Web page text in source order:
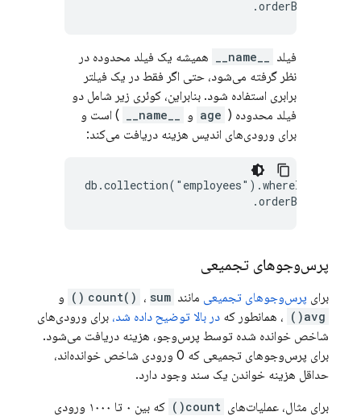
فیلد
همیشه یک فیلد محدوده در
نظر گرفته می‌شود، حتی اگر فقط در یک فیلتر
برابری استفاده شود. بنابراین، کوئری زیر شامل دو
فیلد محدوده ( age و
) است و
برای ورودی‌های اندیس هزینه دریافت می‌کند:
پرس‌وجوهای تجمیعی
برای پرس‌وجوهای تجمیعی مانند count() ، sum() و
avg() ، همانطور که در بالا توضیح داده شد، برای ورودی‌های
شاخص خوانده شده توسط پرس‌وجو، هزینه دریافت می‌شود.
برای پرس‌وجوهای تجمیعی که 0 ورودی شاخص خوانده‌اند،
حداقل هزینه خواندن یک سند وجود دارد.
برای مثال، عملیات‌های count()
که بین ۰ تا ۱۰۰۰ ورودی